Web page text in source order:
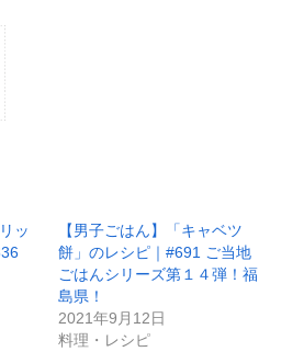
ッ
【男子ごはん】「キャベツ
餅」のレシピ｜#691 ご当地
ごはんシリーズ第１４弾！福
島県！
2021年9月12日
料理・レシピ